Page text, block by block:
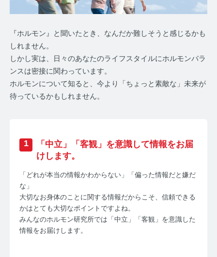
みんなのホルモン研究所 TOP
AGA
テストステロン
テストステロンコラム TOP
コルチゾール
『ホルモン』と聞いたとき、なんだか難しそうと感じるかも
しれません。
しかし実は、日々のあなたのライフスタイルにホルモンバラ
ンスは密接に関わっています。
ホルモンについて知ると、今より「ちょっと素敵な」未来が
待っているかもしれません。
1
「中立」「客観」を意識して情報をお届
けします。
「どれが本当の情報かわからない」「偏った情報だと嫌だ
な」
大切なお身体のことに関する情報だからこそ、信頼できる
かはとても大切なポイントですよね。
みんなのホルモン研究所では「中立」「客観」を意識した
情報をお届けします。